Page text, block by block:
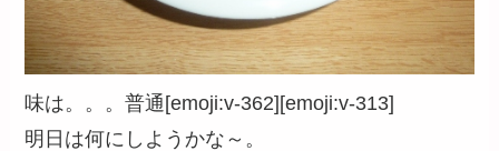
味は。。。普通[emoji:v-362][emoji:v-313]
明日は何にしようかな～。